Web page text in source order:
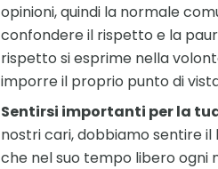
opinioni, quindi la normale
confondere il rispetto e la
rispetto si esprime nella
imporre il proprio punto di
Sentirsi importanti per la
nostri cari, dobbiamo sentire
che nel suo tempo libero